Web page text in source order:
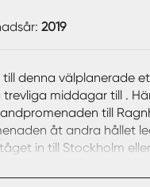
2019
till denna välplanerade
trevliga middagar till .
till
åt andra hållet
in till Stockholm
så ligger det en